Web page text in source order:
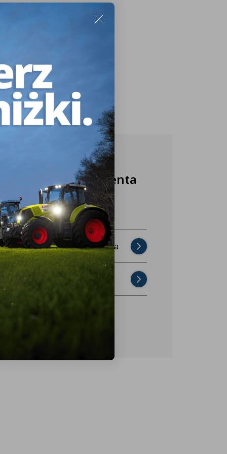
Nasza obsługa klienta
jest do Twojej
dyspozycji!
Najczęściej zadawane pytania
Skontaktuj się z nami